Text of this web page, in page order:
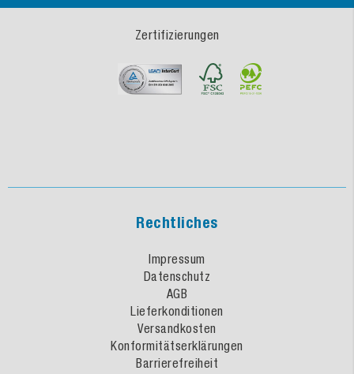
Zertifizierungen
Rechtliches
Impressum
Datenschutz
AGB
Lieferkonditionen
Versandkosten
Konformitätserklärungen
Barrierefreiheit